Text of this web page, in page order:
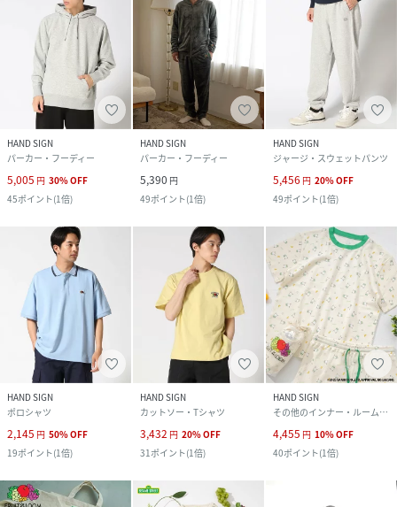
HAND SIGN
パーカー・フーディー
5,005 円 30%OFF
45ポイント(1倍)
HAND SIGN
パーカー・フーディー
5,390 円
49ポイント(1倍)
HAND SIGN
ジャージ・スウェットパンツ
5,456 円 20%OFF
49ポイント(1倍)
HAND SIGN
ポロシャツ
2,145 円 50%OFF
19ポイント(1倍)
HAND SIGN
カットソー・Tシャツ
3,432 円 20%OFF
31ポイント(1倍)
HAND SIGN
その他のインナー・ルームウェア
4,455 円 10%OFF
40ポイント(1倍)